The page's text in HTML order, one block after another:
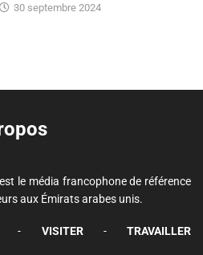
30 septembre 2024
le média francophone de référence
aux Émirats arabes unis.
- VISITER - TRAVAILLER